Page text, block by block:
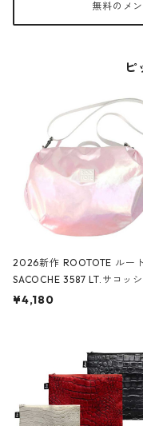
無料のメ
ピ
2026新作 ROOTOTE ルー
SACOCHE 3587 LT.サコッシ
ミエ-B ショルダーバッグ グ
¥4,180